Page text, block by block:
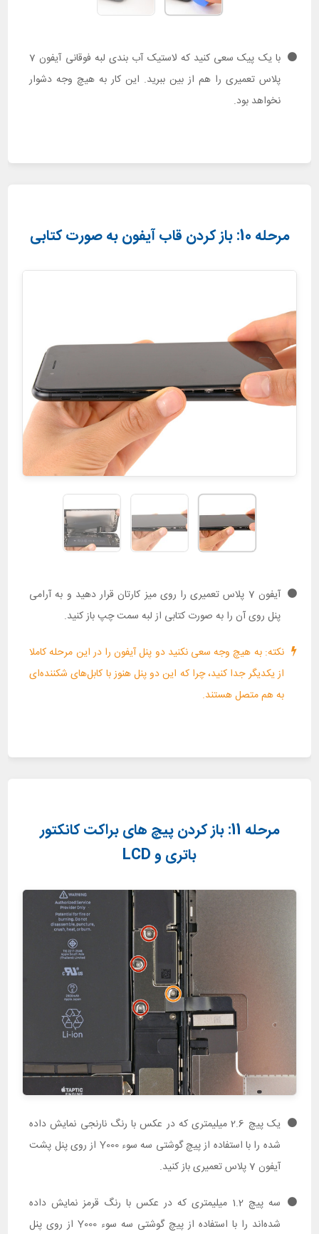
با یک پیک سعی کنید که لاستیک آب بندی لبه فوقانی آیفون 7
پلاس تعمیری را هم از بین ببرید. این کار به هیچ وجه دشوار
نخواهد بود.
مرحله 10: باز کردن قاب آیفون به صورت کتابی
آیفون 7 پلاس تعمیری را روی میز کارتان قرار دهید و به آرامی
پنل روی آن را به صورت کتابی از لبه سمت چپ باز کنید.
نکته: به هیچ وجه سعی نکنید دو پنل آیفون را در این مرحله کاملا
از یکدیگر جدا کنید، چرا که این دو پنل هنوز با کابل‌های شکننده‌ای
به هم متصل هستند.
مرحله 11: باز کردن پیچ های براکت کانکتور
باتری و LCD
یک پیچ 2.6 میلیمتری که در عکس با رنگ نارنجی نمایش داده
شده را با استفاده از پیچ گوشتی سه سوء Y000 از روی پنل پشت
آیفون 7 پلاس تعمیری باز کنید.
سه پیچ 1.2 میلیمتری که در عکس با رنگ قرمز نمایش داده
شده‌اند را با استفاده از پیچ گوشتی سه سوء Y000 از روی پنل